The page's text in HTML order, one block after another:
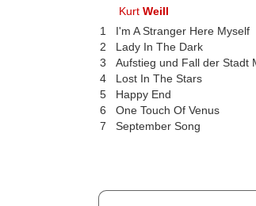
KurtWeill
1
I'm A Stranger Here Myself
2
Lady In The Dark
3
Aufstieg und Fall der Stadt
4
Lost In The Stars
5
Happy End
6
One Touch Of Venus
7
September Song